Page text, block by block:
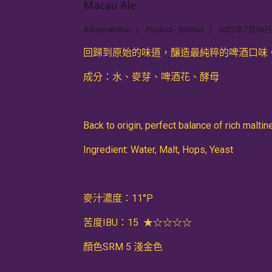
Macau Ale
Administrator Product - Bottles 2022年7月06日
回歸到原始的味道，釀造最純粹的啤酒口
成分：水、麥芽、啤酒花、酵母
Back to origin, perfect balance of rich
Ingredient: Water, Malt, Hops, Yeast
麥汁濃度：11°P
苦度IBU：15 ★☆☆☆☆
顏色SRM 5 淺金色